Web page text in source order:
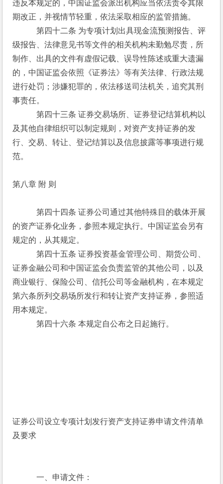
违反本规定的，中国证监会派出机构应当依法责令其限
期改正，并视情节轻重，依法采取相应的监管措施。
第四十二条 为专项计划出具现金流预测报告、评
级报告、法律意见书等文件的相关机构未勤勉尽责，所
制作、出具的文件有虚假记载、误导性陈述或重大遗漏
的，中国证监会依照《证券法》等有关法律、行政法规
进行处罚；涉嫌犯罪的，依法移送司法机关，追究其刑
事责任。
第四十三条 证券交易场所、证券登记结算机构以
及其他自律组织可以制定规则，对资产支持证券的发
行、交易、转让、登记结算以及信息披露等事项进行规
范。
第八章 附 则
第四十四条 证券公司通过其他特殊目的载体开展
的资产证券化业务，参照本规定执行。中国证监会另有
规定的，从其规定。
第四十五条 证券投资基金管理公司、期货公司、
证券金融公司和中国证监会负责监管的其他公司，以及
商业银行、保险公司、信托公司等金融机构，在本规定
第六条所列交易场所发行和转让资产支持证券，参照适
用本规定。
第四十六条 本规定自公布之日起施行。
证券公司设立专项计划发行资产支持证券申请文件清单
及要求
一、申请文件：